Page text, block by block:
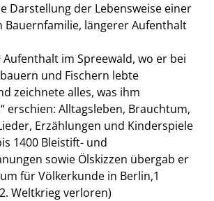
Darstellung der Lebensweise einer
Bauernfamilie, längerer Aufenthalt
Aufenthalt im Spreewald, wo er bei
und Fischern lebte
zeichnete alles, was ihm
erschien: Alltagsleben, Brauchtum,
Erzählungen und Kinderspiele
1400 Bleistift- und
sowie Ölskizzen übergab er
für Völkerkunde in Berlin,1
Weltkrieg verloren)